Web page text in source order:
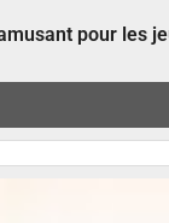
pour les